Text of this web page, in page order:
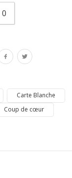
0
Carte Blanche
Coup de cœur